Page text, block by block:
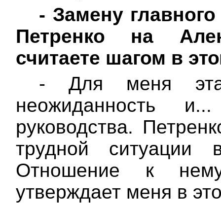
- Замену
Петренко на
считаете шагом в
- Для меня
неожиданность
руководства.
трудной ситуации
Отношение к
утверждает меня в